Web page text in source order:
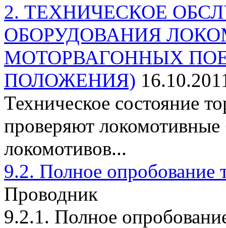
2. ТЕХНИЧЕСКОЕ
ОБОРУДОВАНИЯ
МОТОРВАГОННЫХ
ПОЛОЖЕНИЯ)
Техническое состояние
проверяют
локомотивов...
9.2. Полное опробование
Проводник
9.2.1. Полное